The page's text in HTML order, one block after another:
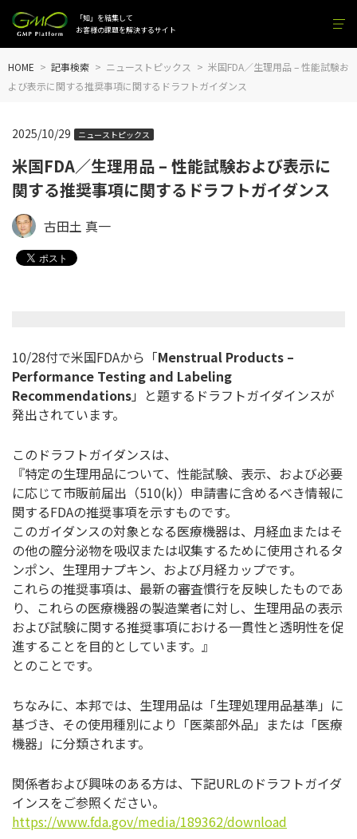
「知」を結集して
お客様の課題を解決するサイト
HOME 記事検索 ニューストピックス
米国FDA／生理用品 – 性能試験お
よび表示に関する推奨事項に関するドラフトガイダンス
米国FDA／生理用品 – 性能試験および表示に
関する推奨事項に関するドラフトガイダンス
2025/10/29 ニューストピックス
古田土 真一
10/28付で米国FDAから「Menstrual Products –
Performance Testing and Labeling
Recommendations」と題するドラフトガイダインスが
発出されています。
このドラフトガイダンスは、
『特定の生理用品について、性能試験、表示、および必要
に応じて市販前届出（510(k)）申請書に含めるべき情報に
関するFDAの推奨事項を示すものです。
このガイダンスの対象となる医療機器は、月経血またはそ
の他の膣分泌物を吸収または収集するために使用されるタ
ンポン、生理用ナプキン、および月経カップです。
これらの推奨事項は、最新の審査慣行を反映したものであ
り、これらの医療機器の製造業者に対し、生理用品の表示
および試験に関する推奨事項における一貫性と透明性を促
進することを目的としています。』
とのことです。
ちなみに、本邦では、生理用品は「生理処理用品基準」に
基づき、その使用種別により「医薬部外品」または「医療
機器」に分類されます。
関係者および興味のある方は、下記URLのドラフトガイダ
インスをご参照ください。
https://www.fda.gov/media/189362/download